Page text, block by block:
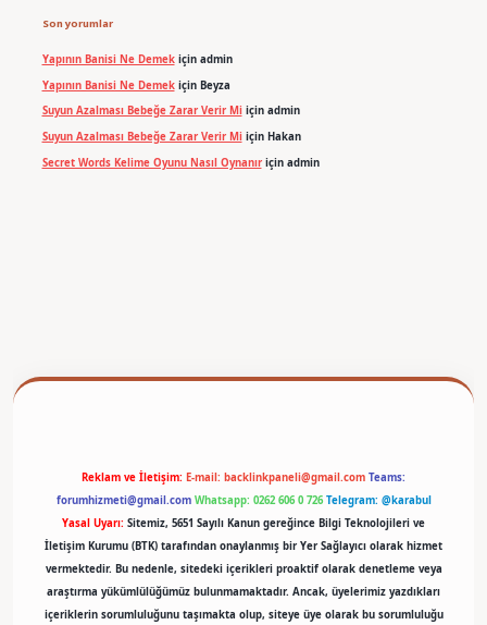
Son yorumlar
Yapının Banisi Ne Demekiçin admin
Yapının Banisi Ne Demekiçin Beyza
Suyun Azalması Bebeğe Zarar Verir Miiçin admin
Suyun Azalması Bebeğe Zarar Verir Miiçin Hakan
Secret Words Kelime Oyunu Nasıl Oynanıriçin admin
Reklam ve İletişim: E-mail: backlinkpaneli@gmail.com Teams:
forumhizmeti@gmail.com Whatsapp: 0262 606 0 726 Telegram: @karabul
Yasal Uyarı: Sitemiz, 5651 Sayılı Kanun gereğince Bilgi Teknolojileri ve
İletişim Kurumu (BTK) tarafından onaylanmış bir Yer Sağlayıcı olarak hizmet
vermektedir. Bu nedenle, sitedeki içerikleri proaktif olarak denetleme veya
araştırma yükümlülüğümüz bulunmamaktadır. Ancak, üyelerimiz yazdıkları
içeriklerin sorumluluğunu taşımakta olup, siteye üye olarak bu sorumluluğu